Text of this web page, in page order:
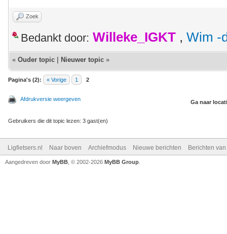
Zoek
Bedankt door: Willeke_IGKT , Wim -
« Ouder topic Nieuwer topic »
Pagina's (2): « Vorige 1 2
Afdrukversie weergeven Ga naar
Gebruikers die dit topic lezen: 3 gast(en)
Ligfietsers.nl Naar boven Archiefmodus Nieuwe berichten Berichten
Aangedreven door MyBB , © 2002-2026 MyBB Group